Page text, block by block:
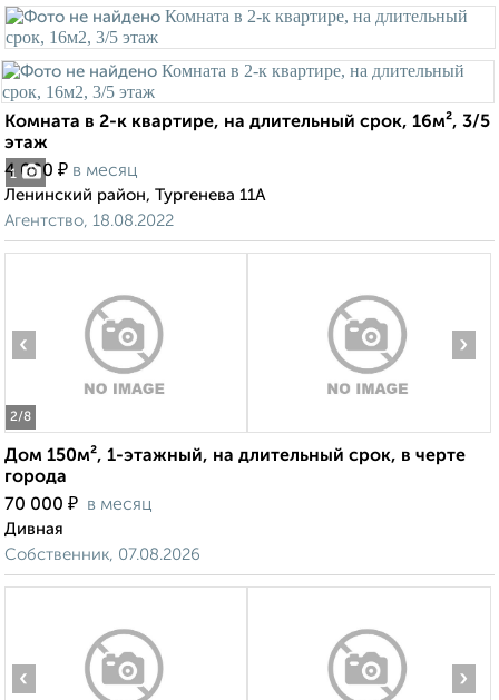
1
Комната в 2-к квартире, на длительный срок, 16м², 3/5
этаж
4 000 ₽ в месяц
Ленинский район, Тургенева 11А
Агентство, 18.08.2022
2/8
‹ ›
Дом 150м², 1-этажный, на длительный срок, в черте
города
70 000 ₽ в месяц
Дивная
Собственник, 07.08.2026
‹ ›